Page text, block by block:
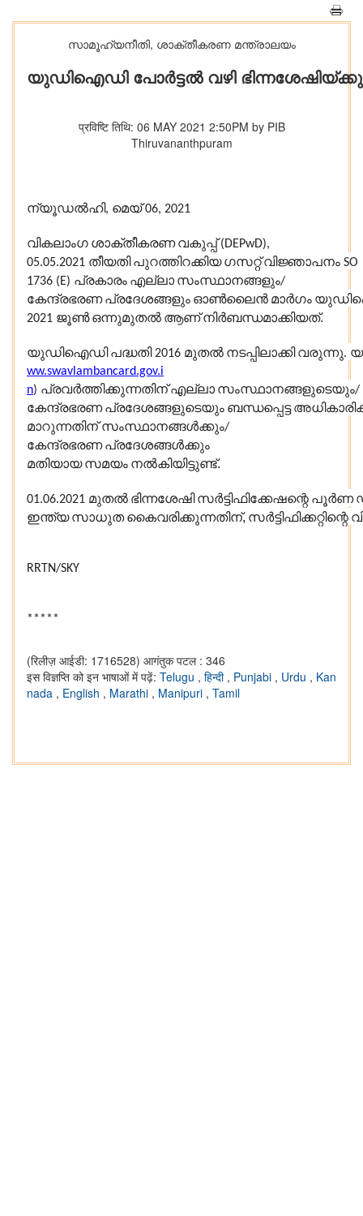
സാമൂഹ്യനീതി, ശാക്തീകരണ മന്ത്രാലയം
യുഡിഐഡി പോർട്ടൽ വഴി
प्रविष्टि तिथि: 06 MAY 2021 2:50PM by PIB
Thiruvananthpuram
ന്യൂഡൽഹി, മെയ്06, 2021
വികലാംഗ ശാക്തീകരണ വകുപ്പ്(DEPwD),
05.05.2021 തീയതി പുറത്തിറക്കിയ ഗസറ്റ്വിജ്ഞാപനം SO
1736 (E) പ്രകാരം എല്ലാ സംസ്ഥാനങ്ങളും/
കേന്ദ്രഭരണ പ്രദേശങ്ങളും ഓൺലൈൻ മാർഗം
2021 ജൂൺ ഒന്നുമുതൽ ആണ്നിർബന്ധമാക്കിയത്.
യുഡിഐഡി പദ്ധതി 2016 മുതൽ നടപ്പിലാക്കി വരുന്നു.
ww.swavlambancard.gov.i
n) പ്രവർത്തിക്കുന്നതിന്എല്ലാ സംസ്ഥാനങ്ങളുടെയും/
കേന്ദ്രഭരണ പ്രദേശങ്ങളുടെയും ബന്ധപ്പെട്ട
മാറുന്നതിന് സംസ്ഥാനങ്ങൾക്കും/
കേന്ദ്രഭരണ പ്രദേശങ്ങൾക്കും
മതിയായ സമയം നൽകിയിട്ടുണ്ട്.
01.06.2021 മുതൽ ഭിന്നശേഷി സർട്ടിഫിക്കേഷന്റെ പൂർണ
ഇന്ത്യ സാധുത കൈവരിക്കുന്നതിന്, സർട്ടിഫിക്കറ്റിന്റെ
RRTN/SKY
*****
(रिलीज़ आईडी: 1716528) आगंतुक पटल : 346
इस विज्ञप्ति को इन भाषाओं में पढ़ें: Telugu , हिन्दी , Punjabi , Urdu , Kan
nada , English , Marathi , Manipuri , Tamil